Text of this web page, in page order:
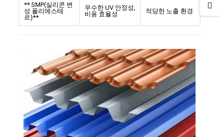
** SMP(실리콘 변
성 폴리에스테
르)**
우수한 UV 안정성,
비용 효율성
적당한 노출 환경